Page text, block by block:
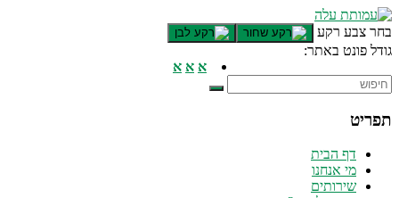
דלג לתוכן רצוי/Skip to content
בחר צבע רקע
גודל פונט באתר:
א א א
תפריט
דף הבית
מי אנחנו
שירותים